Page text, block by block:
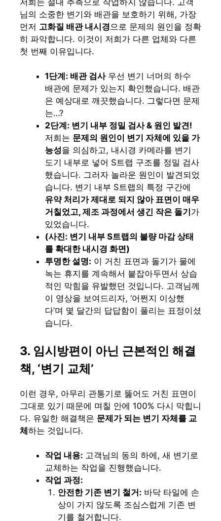
님의 소중한 변기와 배관을 보호하기 위해, 가장
먼저 고화질 배관 내시경 으로 문제의 원인을 정확
히 파악합니다. 이것이 저희가 다른 업체와 다른
첫 번째 이유입니다.
1단계: 배관 검사우선 변기 너머의 하수
배관에 문제가 있는지 확인했습니다. 배관
은 예상대로 깨끗했습니다. 그렇다면 문제
는…?
2단계: 변기 내부 정밀 검사 & 원인 발견!
저희는 문제의 원인이 변기 자체에 있을 가
능성을 의심하고, 내시경 카메라를 변기
도기 내부로 넣어 S트랩 구조를 정밀 검사
했습니다. 그러자 놀라운 원인이 발견되었
습니다. 변기 내부 S트랩의 특정 구간에
유약 처리가 제대로 되지 않아 표면이 매우
거칠었고, 제조 과정에서 생긴 작은 돌기 가
있었습니다.
(사진: 변기 내부 S트랩의 불량 마감 상태
를 확대한 내시경 화면)
투명한 설명: 이 거친 표면과 돌기가 물에
녹는 휴지를 계속해서 붙잡아두면서 상습
적인 막힘을 유발했던 것입니다. 고객님께
이 영상을 보여드리자, ‘어쩐지 이상했
다’며 몇 달간의 답답함이 풀리는 표정이셨
습니다.
3. 임시방편이 아닌 근본적인 해결
책, ‘변기 교체’
이런 경우, 아무리 관통기로 뚫어도 거친 표면이
그대로 있기 때문에 며칠 안에 100% 다시 막힙니
다. 유일한 해결책은 문제가 되는 변기 자체를 교
체하는 것입니다.
작업 내용: 고객님의 동의 하에, 새 변기로
교체하는 작업을 진행했습니다.
작업 과정:
안전한 기존 변기 철거: 바닥 타일에 손
상이 가지 않도록 조심스럽게 기존 변
기를 철거합니다.